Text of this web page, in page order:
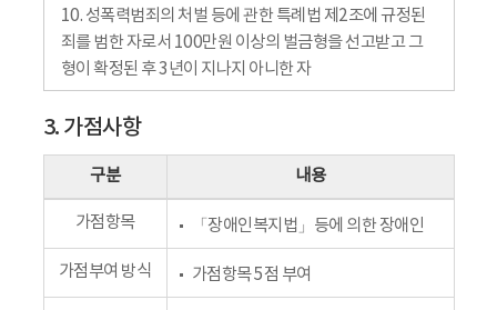
10. 성폭력범죄의 처벌 등에 관한 특례법 제2조에 규정된
죄를 범한 자로서 100만원 이상의 벌금형을 선고받고 그
형이 확정된 후 3년이 지나지 아니한 자
3. 가점사항
구분 내용
가점항목 「장애인복지법」등에 의한 장애인
가점부여 방식 가점항목 5점 부여